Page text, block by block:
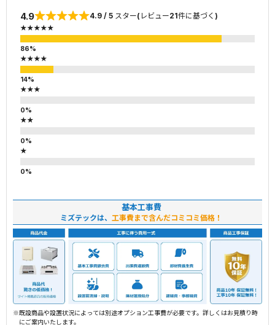
4.9 4.9 / 5 スター(レビュー21件に基づく)
★★★★★
★★★★
★★★
★★
★
基本工事費
ミズテックは、 工事費まで含んだコミコミ価格！
※既設商品や設置状況によっては別途オプション工事費が必要です。詳しくはお見積り時
にご案内いたします。